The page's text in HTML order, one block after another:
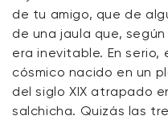
Sugerencia de regalo
minimalista
Sugerencia de regalo
en hogares inteligentes
de tu amigo, que de
de una jaula que,
era inevitable. En serio,
cósmico nacido en un
del siglo XIX atrapado
salchicha. Quizás las